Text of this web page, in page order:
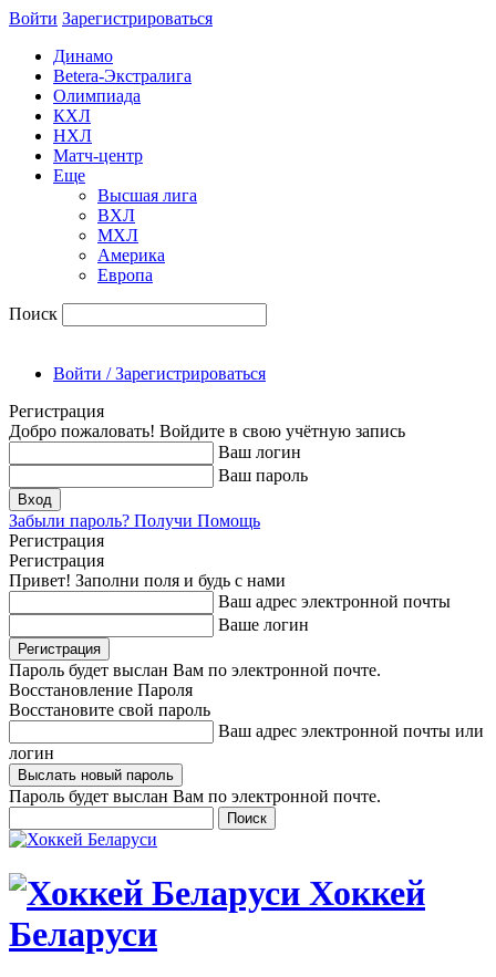
Войти Зарегиcтрироваться
Динамо
Betera-Экстралига
Олимпиада
КХЛ
НХЛ
Матч-центр
Еще
Высшая лига
ВХЛ
МХЛ
Америка
Европа
Поиск
Войти / Зарегистрироваться
Регистрация
Добро пожаловать! Войдите в свою учётную запись
Ваш логин
Ваш пароль
Забыли пароль? Получи Помощь
Регистрация
Регистрация
Привет! Заполни поля и будь с нами
Ваш адрес электронной почты
Ваше логин
Пароль будет выслан Вам по электронной почте.
Восстановление Пароля
Восстановите свой пароль
Ваш адрес электронной почты или
логин
Пароль будет выслан Вам по электронной почте.
Хоккей
Беларуси